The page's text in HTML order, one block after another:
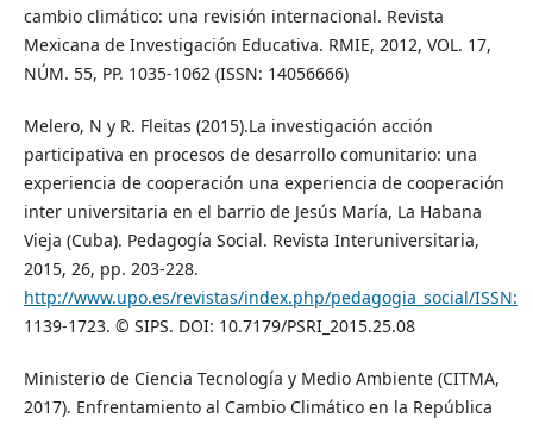
cambio climático: una revisión internacional. Revista
Mexicana de Investigación Educativa. RMIE, 2012, VOL. 17,
NÚM. 55, PP. 1035-1062 (ISSN: 14056666)
Melero, N y R. Fleitas (2015).La investigación acción
participativa en procesos de desarrollo comunitario: una
experiencia de cooperación una experiencia de cooperación
inter universitaria en el barrio de Jesús María, La Habana
Vieja (Cuba). Pedagogía Social. Revista Interuniversitaria,
2015, 26, pp. 203-228.
http://www.upo.es/revistas/index.php/pedagogia_social/ISSN:
1139-1723. © SIPS. DOI: 10.7179/PSRI_2015.25.08
Ministerio de Ciencia Tecnología y Medio Ambiente (CITMA,
2017). Enfrentamiento al Cambio Climático en la República